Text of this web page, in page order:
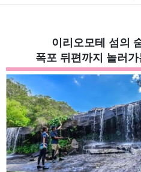
이리오모테 섬의
폭포 뒤편까지 놀러